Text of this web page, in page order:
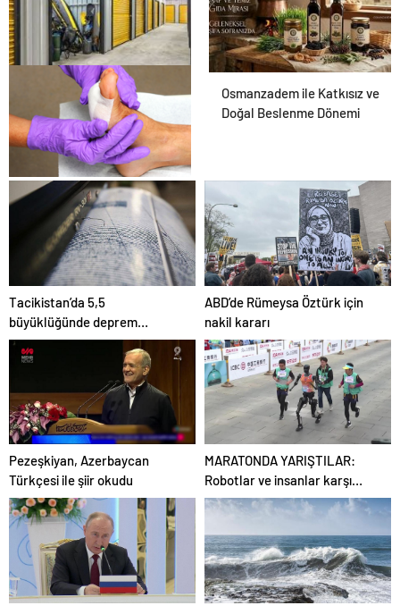
Eşya Depolama ile Güvenli
Saklama Rehberi
Osmanzadem ile Katkısız ve
Doğal Beslenme Dönemi
Ortopodoloji İle Diyabetik
Ayak Yarası Tedavisi
Tacikistan’da 5,5
büyüklüğünde deprem
meydana geldi
ABD’de Rümeysa Öztürk için
nakil kararı
Pezeşkiyan, Azerbaycan
Türkçesi ile şiir okudu
MARATONDA YARIŞTILAR:
Robotlar ve insanlar karşı
karşıya!